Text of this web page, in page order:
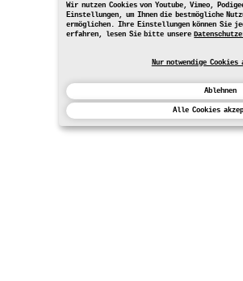
Wir nutzen Cookies von Youtube, Vimeo,
Einstellungen, um Ihnen die bestmögliche
ermöglichen. Ihre Einstellungen können Sie
erfahren, lesen Sie bitte unsere
Nur notwendige Cookies
Ablehnen
Alle Cookies